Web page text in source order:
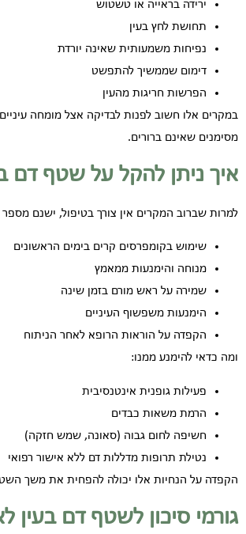
ירידה בראייה או טשטוש
תחושת לחץ בעין
נפיחות משמעותית שאינה יורדת
דימום שממשיך להתפשט
הפרשות חריגות מהעין
במקרים אלו חשוב לפנות לבדיקה אצל מומחה
מסימנים שאינם ברורים.
איך ניתן להקל על שטף דם
למרות שברוב המקרים אין צורך בטיפול, ישנם
שימוש בקומפרסים קרים בימים הראשונים
מנוחה והימנעות ממאמץ
שמירה על ראש מורם בזמן שינה
הימנעות משפשוף העיניים
הקפדה על הוראות הרופא לאחר הניתוח
ומה כדאי להימנע ממנו:
פעילות גופנית אינטנסיבית
הרמת משאות כבדים
חשיפה לחום גבוה (סאונה, שמש חזקה)
נטילת תרופות מדללות דם ללא אישור רפואי
הקפדה על הנחיות אלו יכולה להפחית את משך
גורמי סיכון לשטף דם בעין